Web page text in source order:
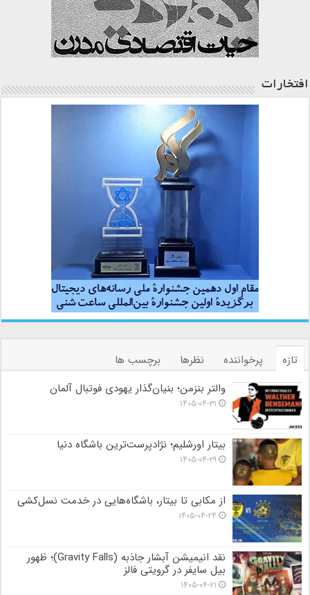
افتخارات
تازه پرخواننده نظرها
برچسب ها
والتر بنزمن؛ بنیان‌گذار یهودی فوتبال آلمان
۱۴۰۵-۰۴-۳۱
بیتار اورشلیم؛ نژادپرست‌ترین باشگاه دنیا
۱۴۰۵-۰۴-۲۹
از مکابی تا بیتار، باشگاه‌هایی در خدمت نسل‌کشی
۱۴۰۵-۰۴-۲۴
نقد انیمیشن آبشار جاذبه (Gravity Falls)؛ ظهور
بیل سایفر در گرویتی فالز
۱۴۰۵-۰۴-۲۱